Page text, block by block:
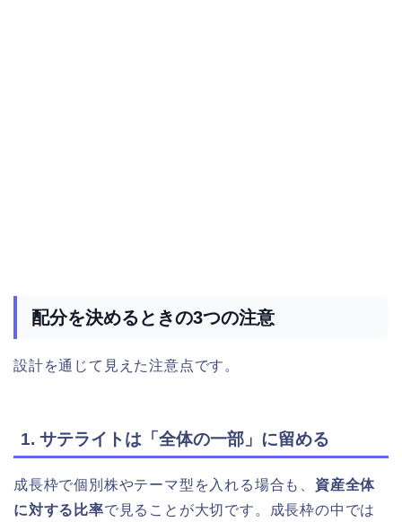
配分を決めるときの3つの注意
設計を通じて見えた注意点です。
1. サテライトは「全体の一部」に留める
成長枠で個別株やテーマ型を入れる場合も、 資産全体
に対する比率で見ることが大切です。成長枠の中では